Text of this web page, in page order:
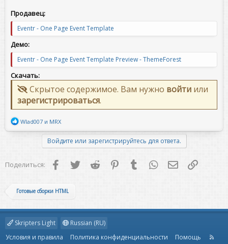
Продавец:
Eventr - One Page Event Template
Демо:
Eventr - One Page Event Template Preview - ThemeForest
Скачать:
Скрытое содержимое. Вам нужно войти или
зарегистрироваться.
Р
и
Wlad007 и MRX
Войдите или зарегистрируйтесь для ответа.
Поделиться: FacebookTwitter Reddit PinterestTumblr WhatsAppЭлектронная
Готовые сборки HTML
Skripters Light
Russian (RU)
Условия и правила
Политика конфиденциальности Помощь
R